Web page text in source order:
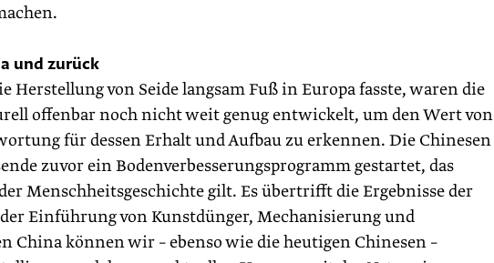
und zurück
Herstellung von Seide langsam Fuß in Europa fasste, waren die
offenbar noch nicht weit genug entwickelt, um den Wert von
für dessen Erhalt und Aufbau zu erkennen. Die Chinesen
zuvor ein Bodenverbesserungsprogramm gestartet, das
Menschheitsgeschichte gilt. Es übertrifft die Ergebnisse der
Einführung von Kunstdünger, Mechanisierung und
China können wir – ebenso wie die heutigen Chinesen –